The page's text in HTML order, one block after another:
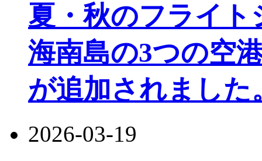
夏・秋のフライ
海南島の3つの空
が追加されました
2026-03-19